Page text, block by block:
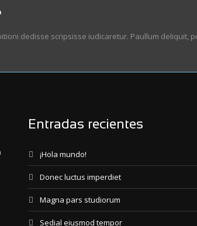
dedisse scripsisse iudicaretur. Paullum deliquit,
Entradas recientes
¡Hola mundo!
Donec luctus imperdiet
Magna pars studiorum
Sedial eiusmod tempor